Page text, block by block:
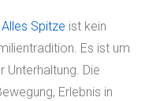
Spitze ist kein
Es ist um
Unterhaltung. Die
Erlebnis in